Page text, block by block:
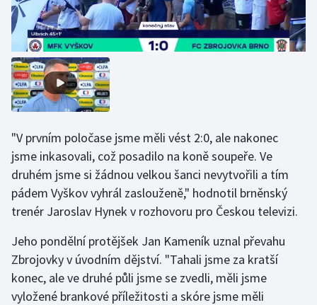
Parasport
Plavání
Plážový volejbal
Rychlobruslení
Rychlostní kanoistika
Short track
Sportovní střelba
Stolní tenis
"V prvním poločase jsme měli vést 2:0, ale nakonec
jsme inkasovali, což posadilo na koně soupeře. Ve
druhém jsme si žádnou velkou šanci nevytvořili a tím
pádem Vyškov vyhrál zaslouženě," hodnotil brněnský
trenér Jaroslav Hynek v rozhovoru pro Českou televizi.
Jeho pondělní protějšek Jan Kameník uznal převahu
Zbrojovky v úvodním dějství. "Tahali jsme za kratší
konec, ale ve druhé půli jsme se zvedli, měli jsme
vyložené brankové příležitosti a skóre jsme měli